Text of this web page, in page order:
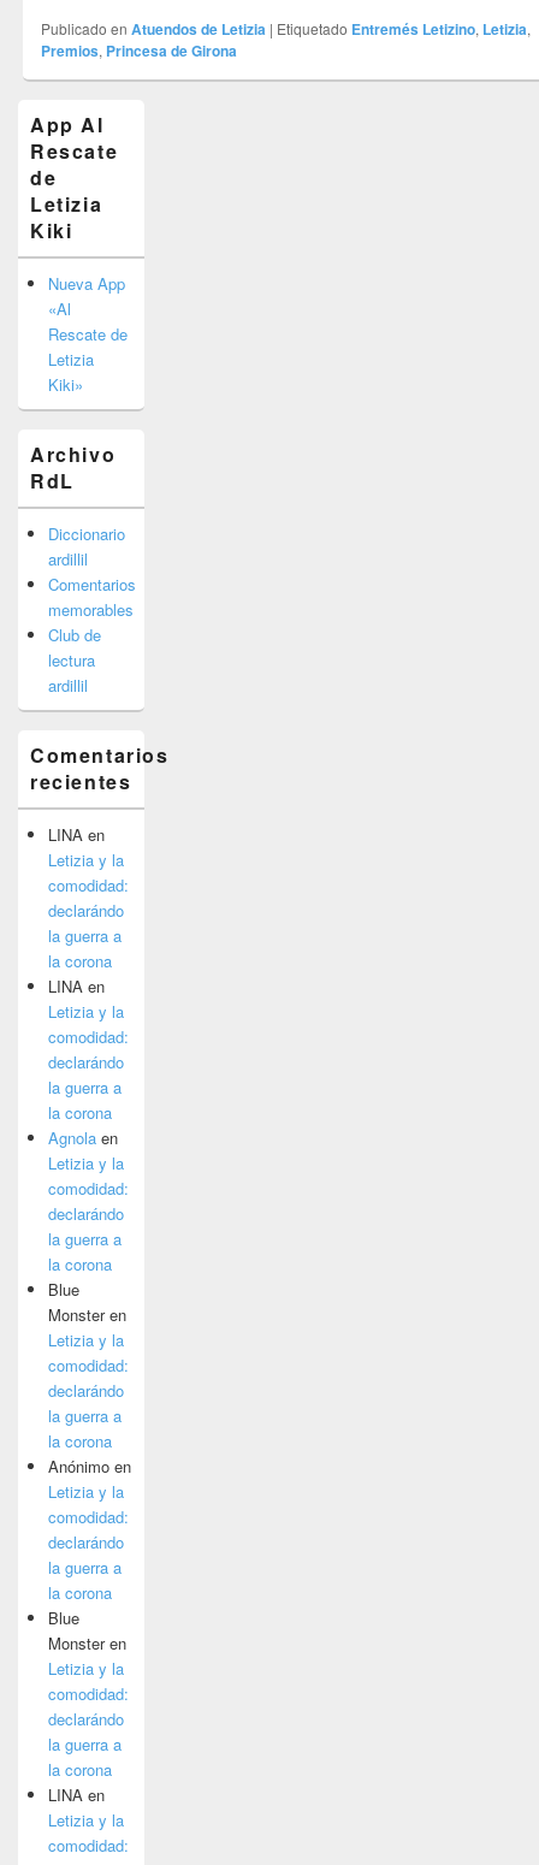
Publicado en Atuendos de Letizia | Etiquetado Entremés Letizino, Letizia,
Premios, Princesa de Girona
área
de
widget
barra
lateral
primaria
App Al
Rescate
de
Letizia
Kiki
Nueva App
«Al
Rescate de
Letizia
Kiki»
Archivo
RdL
Diccionario
ardillil
Comentarios
memorables
Club de
lectura
ardillil
Comentarios
recientes
LINA en
Letizia y la
comodidad:
declarándo
la guerra a
la corona
LINA en
Letizia y la
comodidad:
declarándo
la guerra a
la corona
Agnola en
Letizia y la
comodidad:
declarándo
la guerra a
la corona
Blue
Monsteren
Letizia y la
comodidad:
declarándo
la guerra a
la corona
Anónimo en
Letizia y la
comodidad:
declarándo
la guerra a
la corona
Blue
Monsteren
Letizia y la
comodidad:
declarándo
la guerra a
la corona
LINA en
Letizia y la
comodidad: